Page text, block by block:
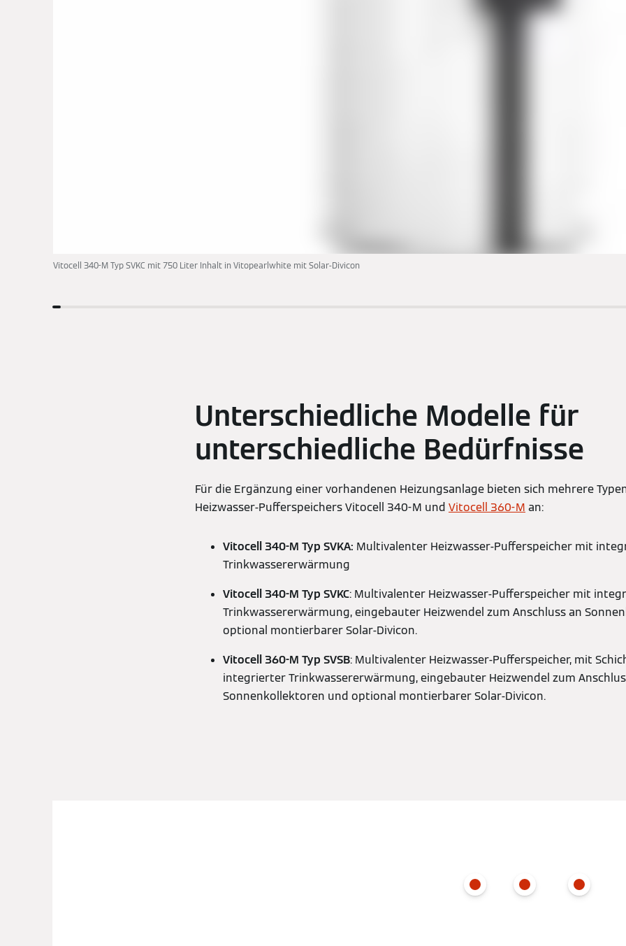
Vitocell 340-M Typ SVKC mit 750 Liter Inhalt in Vitopearlwhite mit Solar-Divicon
Unterschiedliche Modelle für
unterschiedliche Bedürfnisse
Für die Ergänzung einer vorhandenen Heizungsanlage bieten sich mehrere
Heizwasser-Pufferspeichers Vitocell 340-M und Vitocell 360-M an:
Vitocell 340-M Typ SVKA: Multivalenter Heizwasser-Pufferspeicher mit
Trinkwassererwärmung
Vitocell 340-M Typ SVKC: Multivalenter Heizwasser-Pufferspeicher mit
Trinkwassererwärmung, eingebauter Heizwendel zum Anschluss an
optional montierbarer Solar-Divicon.
Vitocell 360-M Typ SVSB: Multivalenter Heizwasser-Pufferspeicher, mit
integrierter Trinkwassererwärmung, eingebauter Heizwendel zum
Sonnenkollektoren und optional montierbarer Solar-Divicon.